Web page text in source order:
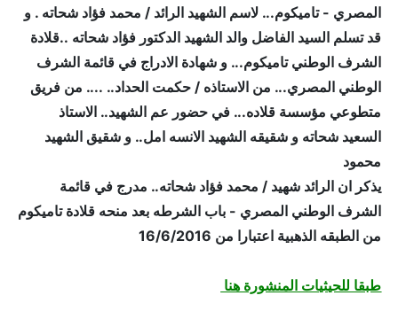
المصري - تاميكوم... لاسم الشهيد الرائد / محمد فؤاد شحاته . و
قد تسلم السيد الفاضل والد الشهيد الدكتور فؤاد شحاته ..قلادة
الشرف الوطني تاميكوم... و شهادة الادراج في قائمة الشرف
الوطني المصري... من الاستاذه / حكمت الحداد.. .... من فريق
متطوعي مؤسسة قلاده... في حضور عم الشهيد.. الاستاذ
السعيد شحاته و شقيقه الشهيد الانسه امل.. و شقيق الشهيد
محمود
يذكر ان الرائد شهيد / محمد فؤاد شحاته.. مدرج في قائمة
الشرف الوطني المصري - باب الشرطه بعد منحه قلادة تاميكوم
من الطبقه الذهبية اعتبارا من 16/6/2016
طبقا للحيثيات المنشورة هنا